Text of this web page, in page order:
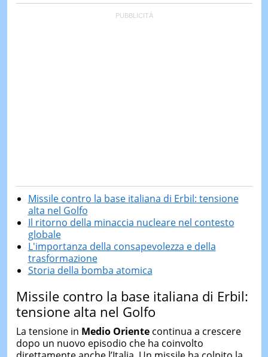
Missile contro la base italiana di Erbil: tensione
alta nel Golfo
Il ritorno della minaccia nucleare nel contesto
globale
L'importanza della consapevolezza e della
trasformazione
Storia della bomba atomica
Missile contro la base italiana di Erbil:
tensione alta nel Golfo
La tensione in Medio Orientecontinua a crescere
dopo un nuovo episodio che ha coinvolto